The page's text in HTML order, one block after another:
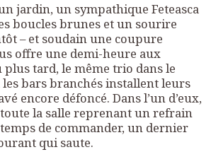
jardin, un sympathique Feteasca
boucles brunes et un sourire
– et soudain une coupure
offre une demi-heure aux
plus tard, le même trio dans le
bars branchés installent leurs
encore défoncé. Dans l’un d’eux,
la salle reprenant un refrain
de commander, un dernier
qui saute.